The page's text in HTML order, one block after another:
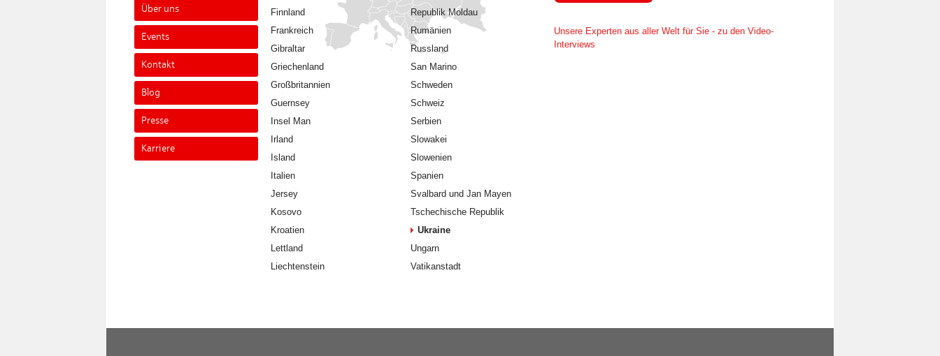
Finnland
Frankreich
Gibraltar
Griechenland
Großbritannien
Guernsey
Insel Man
Irland
Island
Italien
Jersey
Kosovo
Kroatien
Lettland
Liechtenstein
Republik Moldau
Rumänien
Russland
San Marino
Schweden
Schweiz
Serbien
Slowakei
Slowenien
Spanien
Svalbard und Jan Mayen
Tschechische Republik
Ukraine
Ungarn
Vatikanstadt
Unsere Experten aus aller Welt für Sie - zu den Video-
Interviews
Über uns
Events
Kontakt
Blog
Presse
Karriere